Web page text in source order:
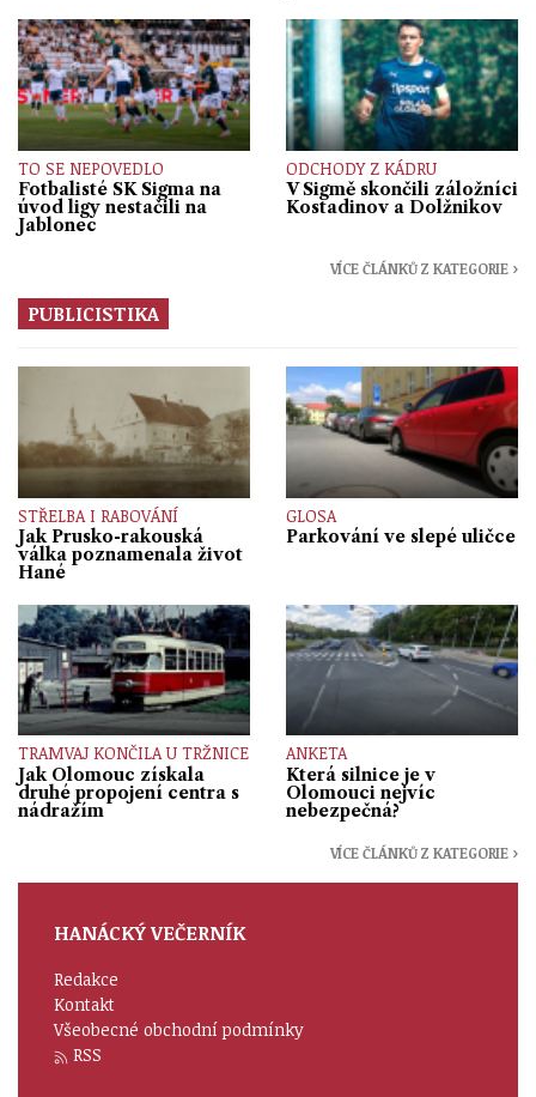
TO SE NEPOVEDLO
Fotbalisté SK Sigma na
úvod ligy nestačili na
Jablonec
ODCHODY Z KÁDRU
V Sigmě skončili záložníci
Kostadinov a Dolžnikov
VÍCE ČLÁNKŮ Z KATEGORIE ›
PUBLICISTIKA
STŘELBA I RABOVÁNÍ
Jak Prusko-rakouská
válka poznamenala život
Hané
GLOSA
Parkování ve slepé uličce
TRAMVAJ KONČILA U TRŽNICE
Jak Olomouc získala
druhé propojení centra s
nádražím
ANKETA
Která silnice je v
Olomouci nejvíc
nebezpečná?
VÍCE ČLÁNKŮ Z KATEGORIE ›
HANÁCKÝ VEČERNÍK
Redakce
Kontakt
Všeobecné obchodní podmínky
RSS